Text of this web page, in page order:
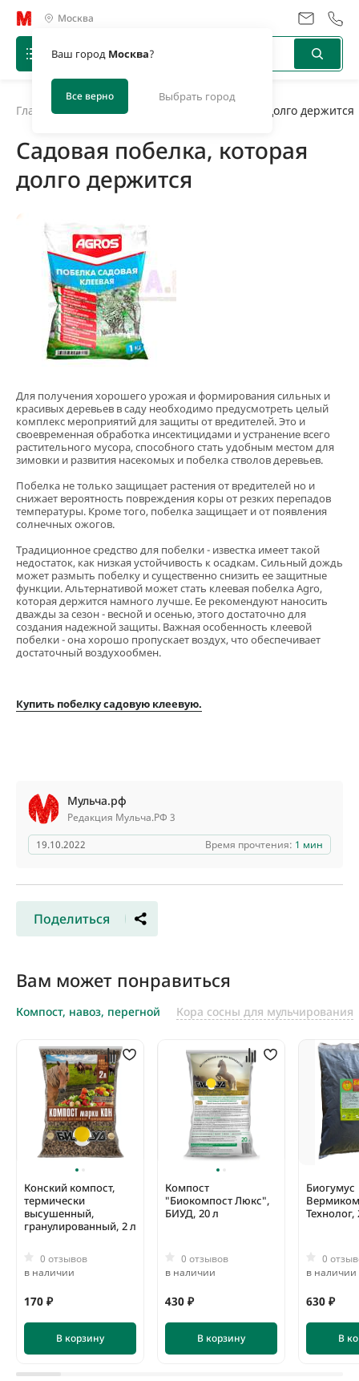
Москва
Ваш город Москва?
Все верно Выбрать город
Главная Садовая побелка, которая долго держится
Садовая побелка, которая
долго держится
Для получения хорошего урожая и формирования сильных и
красивых деревьев в саду необходимо предусмотреть целый
комплекс мероприятий для защиты от вредителей. Это и
своевременная обработка инсектицидами и устранение всего
растительного мусора, способного стать удобным местом для
зимовки и развития насекомых и побелка стволов деревьев.
Побелка не только защищает растения от вредителей но и
снижает вероятность повреждения коры от резких перепадов
температуры. Кроме того, побелка защищает и от появления
солнечных ожогов.
Традиционное средство для побелки - известка имеет такой
недостаток, как низкая устойчивость к осадкам. Сильный дождь
может размыть побелку и существенно снизить ее защитные
функции. Альтернативой может стать клеевая побелка Agro,
которая держится намного лучше. Ее рекомендуют наносить
дважды за сезон - весной и осенью, этого достаточно для
создания надежной защиты. Важная особенность клеевой
побелки - она хорошо пропускает воздух, что обеспечивает
достаточный воздухообмен.
Купить побелку садовую клеевую.
Мульча.рф
Редакция Мульча.РФ 3
19.10.2022
Время прочтения: 1 мин
Поделиться
Вам может понравиться
Компост, навоз, перегной Кора сосны для мульчирования
Конский компост,
термически
высушенный,
гранулированный, 2 л
0 отзывов
в наличии
170 ₽
В корзину
Компост
"Биокомпост Люкс",
БИУД, 20 л
0 отзывов
в наличии
430 ₽
В корзину
Биогумус
Технолог,
0
в наличии
630 ₽
В